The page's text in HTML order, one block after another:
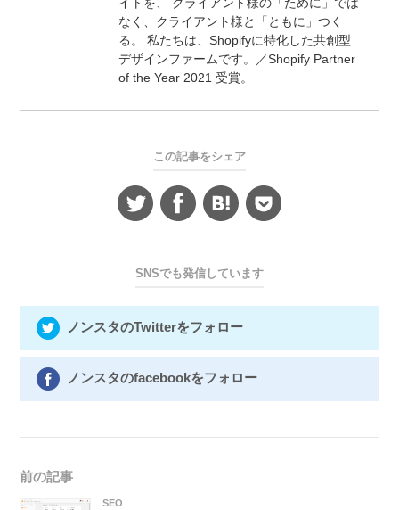
イトを、 クライアント様の「ために」では
なく、クライアント様と「ともに」つく
る。 私たちは、Shopifyに特化した共創型
デザインファームです。／Shopify Partner
of the Year 2021 受賞。
この記事をシェア
SNSでも発信しています
ノンスタのTwitterをフォロー
ノンスタのfacebookをフォロー
前の記事
SEO